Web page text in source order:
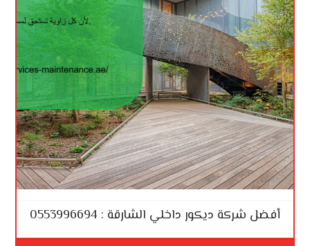
أفضل شركة ديكور داخلي الشارقة : 0553996694